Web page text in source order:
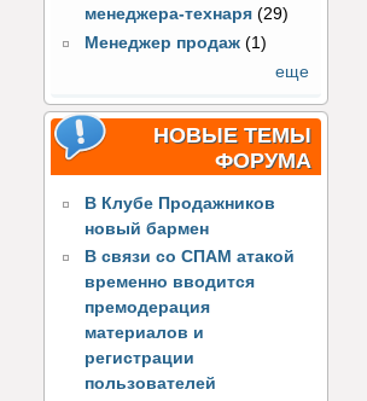
менеджера-технаря (29)
Менеджер продаж (1)
еще
НОВЫЕ ТЕМЫ
ФОРУМА
В Клубе Продажников
новый бармен
В связи со СПАМ атакой
временно вводится
премодерация
материалов и
регистрации
пользователей